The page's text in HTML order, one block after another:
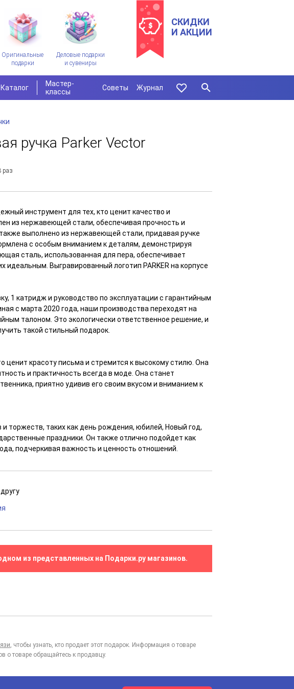
Оригинальные
подарки
Деловые подарки
и сувениры
СКИДКИ
И АКЦИИ
Каталог
Мастер-
классы
Советы Журнал
ручка Parker Vector
раз
инструмент для тех, кто ценит качество и
из нержавеющей стали, обеспечивая прочность и
выполнено из нержавеющей стали, придавая ручке
с особым вниманием к деталям, демонстрируя
сталь, использованная для пера, обеспечивает
Выгравированный логотип PARKER на корпусе
1 катридж и руководство по эксплуатации с гарантийным
с марта 2020 года, наши производства переходят на
талоном. Это экологически ответственное решение, и
такой стильный подарок.
ценит красоту письма и стремится к высокому стилю. Она
и практичность всегда в моде. Она станет
приятно удивив его своим вкусом и вниманием к
торжеств, таких как день рождения, юбилей, Новый год,
праздники. Он также отлично подойдет как
подчеркивая важность и ценность отношений.
из представленных на Подарки.ру магазинов.
, чтобы узнать, кто продает этот подарок. Информация о товаре
о товаре обращайтесь к продавцу.